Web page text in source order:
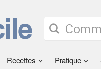
Recettes Pratique